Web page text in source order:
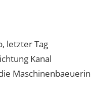
letzter Tag
Kanal
Maschinenbaeuerin